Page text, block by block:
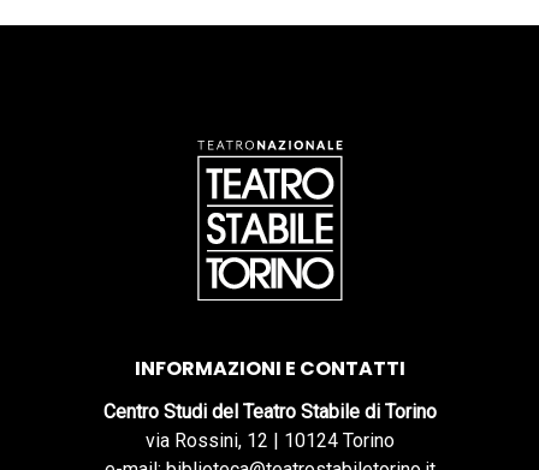
INFORMAZIONI E CONTATTI
Centro Studi del Teatro Stabile di Torino
via Rossini, 12 | 10124 Torino